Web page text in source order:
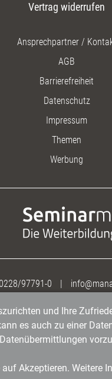
Vertrag widerrufen
Ansprechpartner /
AGB
Barrierefreiheit
Datenschutz
Impressum
Themen
Werbung
0228/97791-0 |
und Ihre
es auch zu einer
Akzeptieren. Weitere